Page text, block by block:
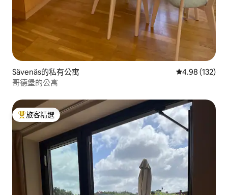
Sävenäs的私有公寓 從 132 則評價
4.98 (132)
哥德堡的公寓
旅客精選榜首
旅客精選